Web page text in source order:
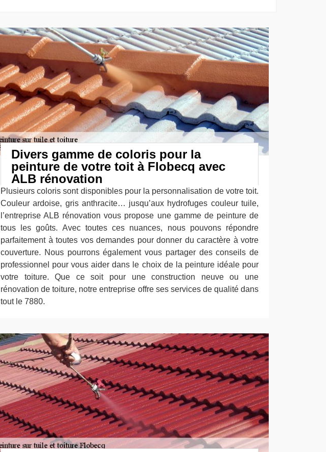
Divers gamme de coloris pour la
peinture de votre toit à Flobecq avec
ALB rénovation
Plusieurs coloris sont disponibles pour la personnalisation de votre toit.
Couleur ardoise, gris anthracite… jusqu’aux hydrofuges couleur tuile,
l’entreprise ALB rénovation vous propose une gamme de peinture de
tous les goûts. Avec toutes ces nuances, nous pouvons répondre
parfaitement à toutes vos demandes pour donner du caractère à votre
couverture. Nous pourrons également vous partager des conseils de
professionnel pour vous aider dans le choix de la peinture idéale pour
votre toiture. Que ce soit pour une construction neuve ou une
rénovation de toiture, notre entreprise offre ses services de qualité dans
tout le 7880.